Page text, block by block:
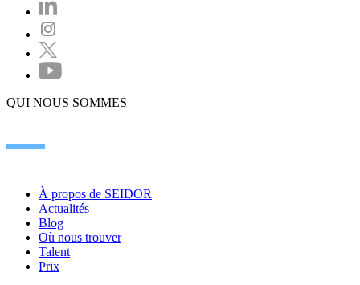
QUI NOUS SOMMES
À propos de SEIDOR
Actualités
Blog
Où nous trouver
Talent
Prix